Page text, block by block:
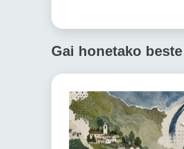
Gai honetako